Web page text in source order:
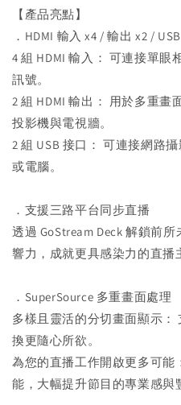
【產品亮點】
．HDMI 輸入 x4 / 輸出 x2 /
4 組 HDMI 輸入： 可連接單眼
訊號。
2 組 HDMI 輸出： 用於多重畫
投影機與電視牆。
2 組 USB 接口： 可連接網路
或電腦。
．支援三路平台同步直播
透過 GoStream Deck 解鎖前
響力，成就更具感染力的直播
．SuperSource 多重畫面處理
多樣且靈活的分切畫面顯示
換更隨心所欲。
為您的直播工作開啟更多可能
能，大幅提升節目的專業感與